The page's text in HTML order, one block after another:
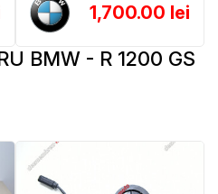
1,700.00 lei
BMW - R 1200 GS